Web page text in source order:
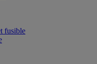
fusible